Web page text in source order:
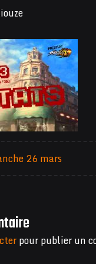
26 mars
pour publier un